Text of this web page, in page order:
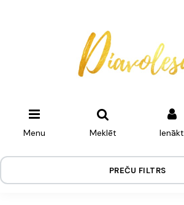
Menu Meklēt Ienākt
PREČU FILTRS